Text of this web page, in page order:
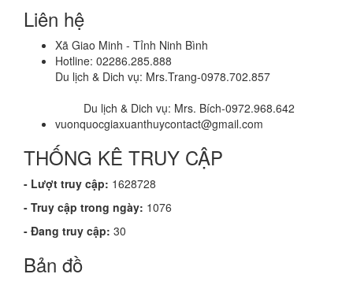
Liên hệ
Xã Giao Minh - Tỉnh Ninh Bình
Hotline: 02286.285.888
Du lịch & Dich vụ: Mrs.Trang-0978.702.857
Du lịch & Dich vụ: Mrs. Bích-0972.968.642
vuonquocgiaxuanthuycontact@gmail.com
THỐNG KÊ TRUY CẬP
- Lượt truy cập: 1628728
- Truy cập trong ngày: 1076
- Đang truy cập: 30
Bản đồ